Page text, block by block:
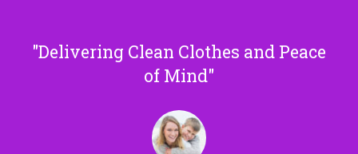
Delivering Clean Clothes and Peace
of Mind